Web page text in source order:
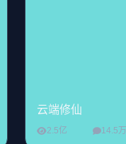
云端修仙
2.5亿 14.5万